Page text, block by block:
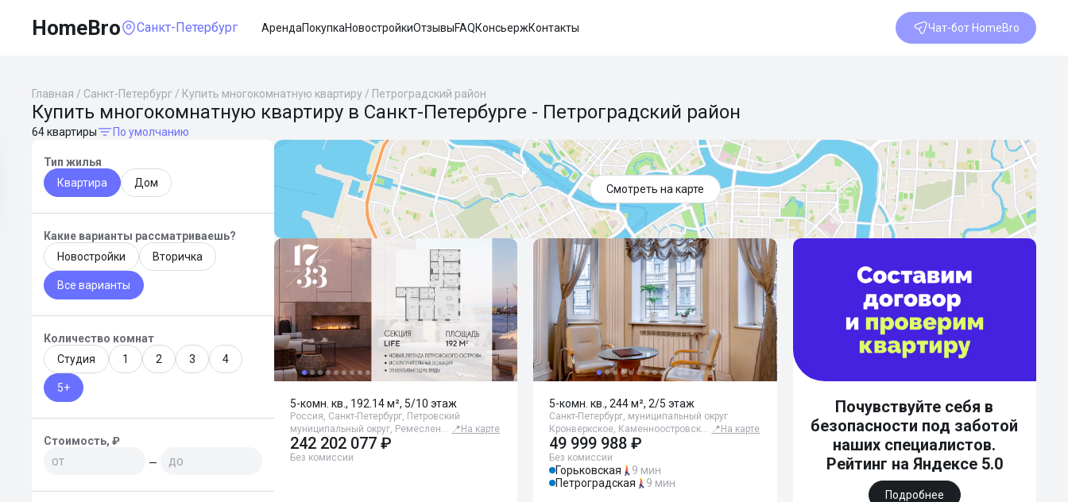
HomeBro Санкт-Петербург АрендаПокупкаНовостройкиОтзывыFAQКонсьержКонтакты Чат-бот HomeBro
Главная / Санкт-Петербург / Купить многокомнатную квартиру / Петроградский район
Купить многокомнатную квартиру в Санкт-Петербурге - Петроградский район
64 квартиры По умолчанию
Тип жилья
Квартира
Дом
Какие варианты рассматриваешь?
Новостройки
Вторичка
Все варианты
Количество комнат
Студия
1 2 3 4
5+
Стоимость, ₽
—
Смотреть на карте
5-комн. кв., 192.14 м², 5/10 этаж
Россия, Санкт-Петербург, Петровский
муниципальный округ, Ремеслен… 📍 На карте
242 202 077 ₽
Без комиссии
5-комн. кв., 244 м², 2/5 этаж
Санкт-Петербург, муниципальный округ
Кронверкское, Каменноостровск… 📍 На карте
49 999 988 ₽
Без комиссии
Горьковская
9 мин
Петроградская
9 мин
Почувствуйте себя в
безопасности под заботой
наших специалистов.
Рейтинг на Яндексе 5.0
Подробнее